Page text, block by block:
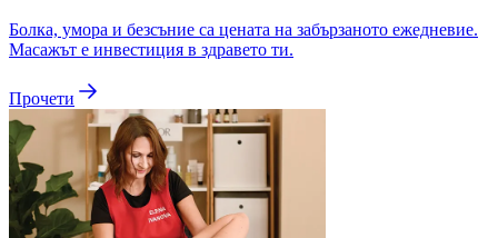
Болка, умора и безсъние са цената на забързаното ежедневие.
Масажът е инвестиция в здравето ти.
Прочети